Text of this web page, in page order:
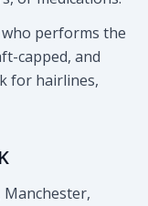
performs the
capped, and
for hairlines,